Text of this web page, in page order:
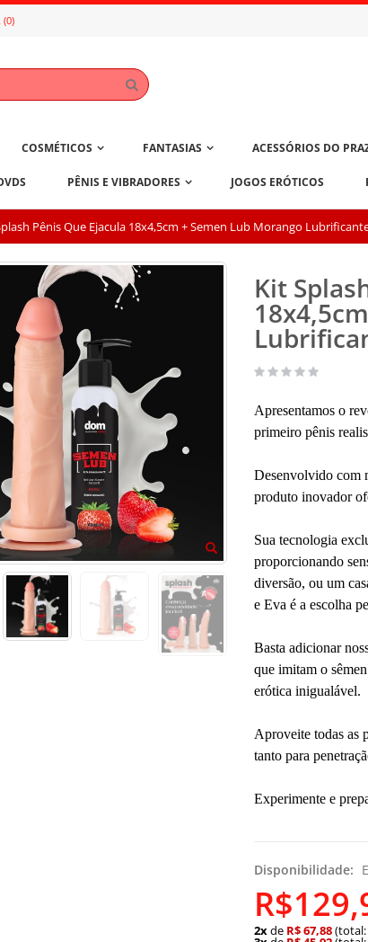
(0)
COSMÉTICOS FANTASIAS ACESSÓRIOS DO
PÊNIS E VIBRADORES JOGOS ERÓTICOS
Pênis Que Ejacula 18x4,5cm + Semen Lub Morango
Kit
Apresentamos o
primeiro pênis
Desenvolvido com
produto inovador
Sua tecnologia
proporcionando
diversão, ou um
e Eva é a escolha
Basta adicionar
que imitam o
erótica inigualável.
Aproveite todas as
tanto para
Experimente e
Disponibilidade:
2xde R$ 67,88(total: